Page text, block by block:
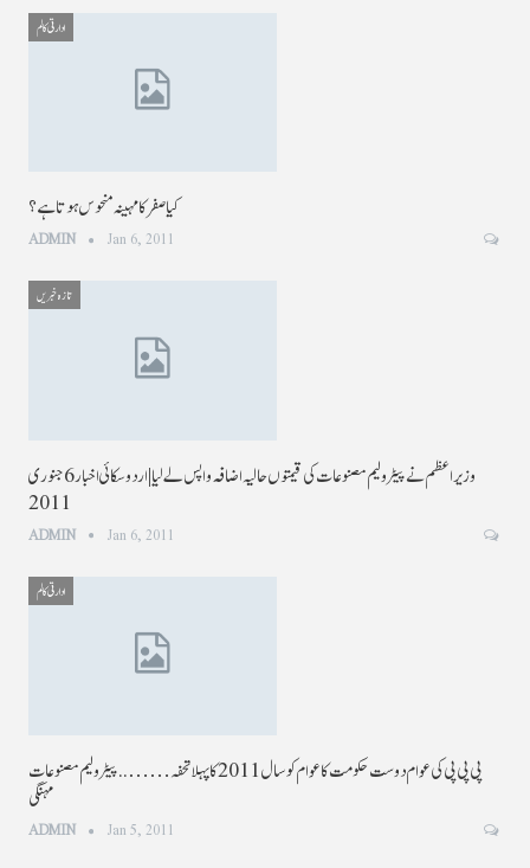
ادارتی کالم
کیا صفر کا مہینہ منحوس ہوتا ہے؟
ADMIN Jan 6, 2011
تازہ خبریں
وزیر اعظم نے پیٹرولیم مصنوعات کی قیمتوں حالیہ اضافہ واپس لے لیا |اردو سکائی اخبار 6 جنوری
2011
ADMIN Jan 6, 2011
ادارتی کالم
پی پی پی کی عوام دوست حکومت کاعوام کوسال 2011کا پہلا تحفہ……..پیٹرولیم مصنوعات
مہنگی
ADMIN Jan 5, 2011